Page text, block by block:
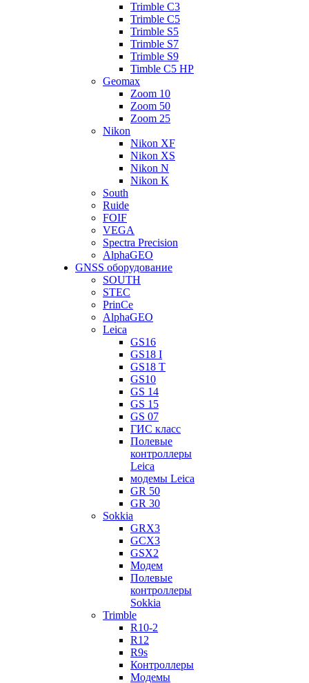
Trimble C3
Trimble C5
Trimble S5
Trimble S7
Trimble S9
Timble C5 HP
Geomax
Zoom 10
Zoom 50
Zoom 25
Nikon
Nikon XF
Nikon XS
Nikon N
Nikon K
South
Ruide
FOIF
VEGA
Spectra Precision
AlphaGEO
GNSS оборудование
SOUTH
STEC
PrinCe
AlphaGEO
Leica
GS16
GS18 I
GS18 T
GS10
GS 14
GS 15
GS 07
ГИС класс
Полевые
контроллеры
Leica
модемы Leica
GR 50
GR 30
Sokkia
GRX3
GCX3
GSX2
Модем
Полевые
контроллеры
Sokkia
Trimble
R10-2
R12
R9s
Контроллеры
Модемы